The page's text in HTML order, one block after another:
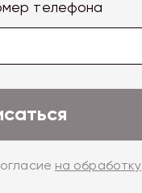
телефона
на обработку